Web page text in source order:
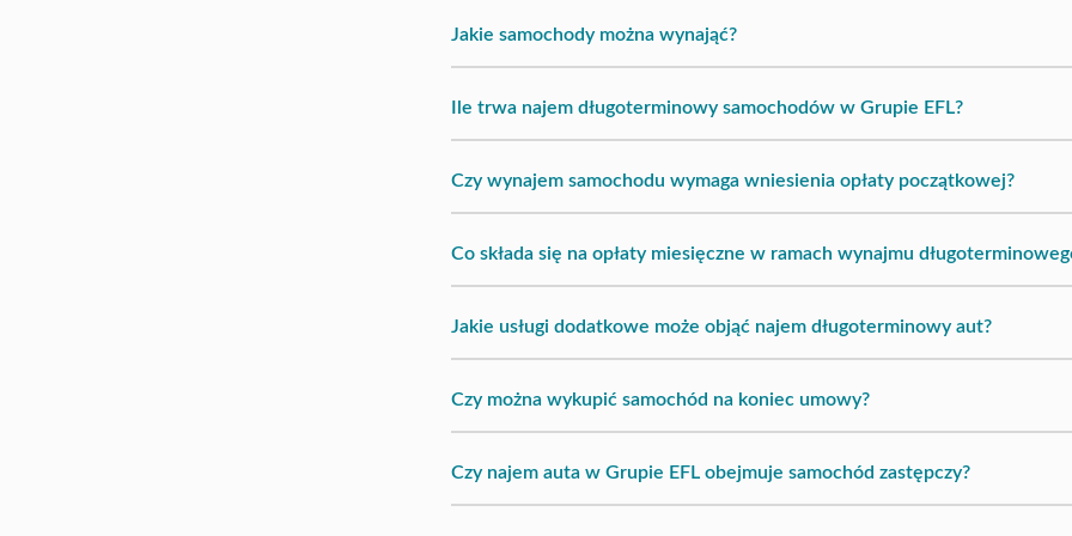
Jakie samochody można wynająć?
Ile trwa najem długoterminowy samochodów w Grupie EFL?
Czy wynajem samochodu wymaga wniesienia opłaty początkowej?
Co składa się na opłaty miesięczne w ramach wynajmu
Jakie usługi dodatkowe może objąć najem długoterminowy aut?
Czy można wykupić samochód na koniec umowy?
Czy najem auta w Grupie EFL obejmuje samochód zastępczy?